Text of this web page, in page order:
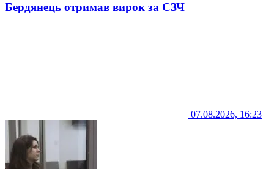
Бердянець отримав вирок за СЗЧ
07.08.2026, 16:23